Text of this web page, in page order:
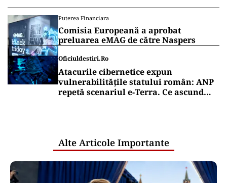
Puterea Financiara
Comisia Europeană a aprobat
preluarea eMAG de către Naspers
Oficiuldestiri.ro
Atacurile cibernetice expun
vulnerabilitățile statului român: ANP
repetă scenariul e‑Terra. Ce ascund
Alte Articole Importante